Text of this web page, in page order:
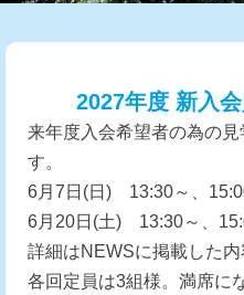
2027年度 新入
来年度入会希望者の為の
す。
6月7日(日) 13:30～、
6月20日(土) 13:30～、
詳細はNEWSに掲載した内
各回定員は3組様。満席に